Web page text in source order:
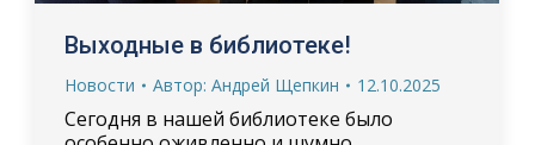
Выходные в библиотеке!
Новости Автор: Андрей Щепкин 12.10.2025
Сегодня в нашей библиотеке было